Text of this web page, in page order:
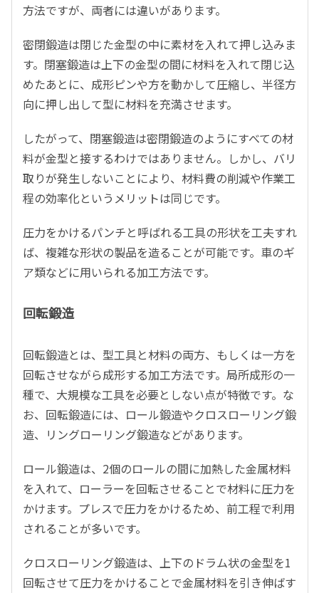
方法ですが、両者には違いがあります。
密閉鍛造は閉じた金型の中に素材を入れて押し込みま
す。閉塞鍛造は上下の金型の間に材料を入れて閉じ込
めたあとに、成形ピンや方を動かして圧縮し、半径方
向に押し出して型に材料を充満させます。
したがって、閉塞鍛造は密閉鍛造のようにすべての材
料が金型と接するわけではありません。しかし、バリ
取りが発生しないことにより、材料費の削減や作業工
程の効率化というメリットは同じです。
圧力をかけるパンチと呼ばれる工具の形状を工夫すれ
ば、複雑な形状の製品を造ることが可能です。車のギ
ア類などに用いられる加工方法です。
回転鍛造
回転鍛造とは、型工具と材料の両方、もしくは一方を
回転させながら成形する加工方法です。局所成形の一
種で、大規模な工具を必要としない点が特徴です。な
お、回転鍛造には、ロール鍛造やクロスローリング鍛
造、リングローリング鍛造などがあります。
ロール鍛造は、2個のロールの間に加熱した金属材料
を入れて、ローラーを回転させることで材料に圧力を
かけます。プレスで圧力をかけるため、前工程で利用
されることが多いです。
クロスローリング鍛造は、上下のドラム状の金型を1
回転させて圧力をかけることで金属材料を引き伸ばす